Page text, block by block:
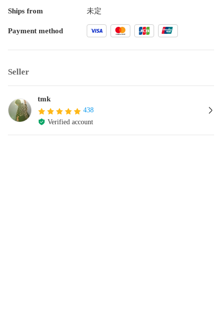
Ships from 未定
Payment method
Seller
tmk
438
Verified account